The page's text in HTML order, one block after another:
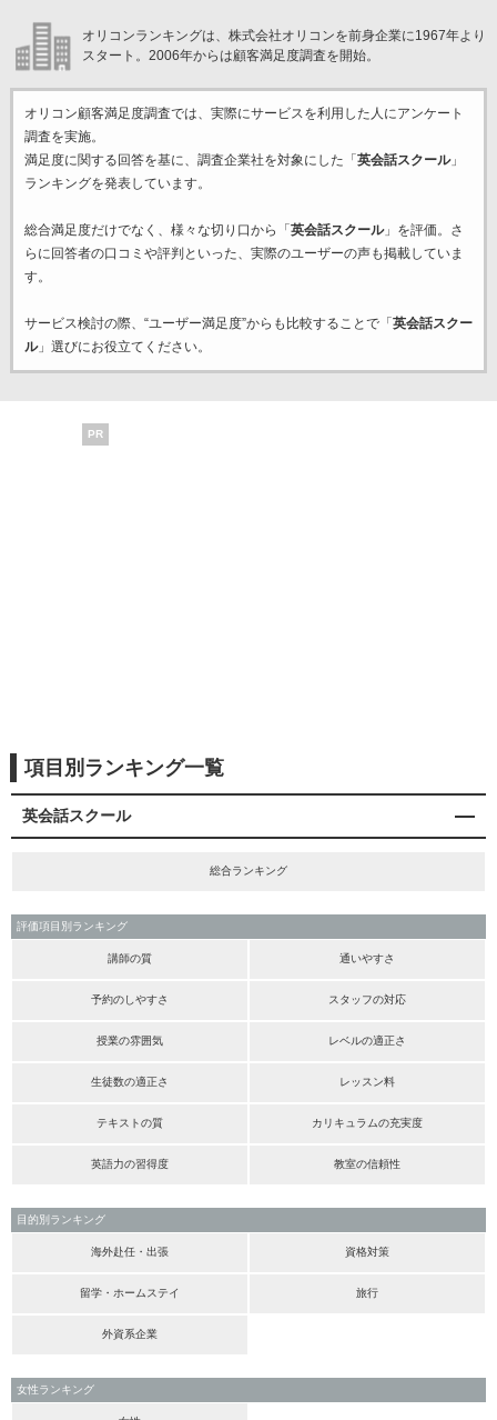
オリコンランキングは、株式会社オリコンを前身企業に1967年より
スタート。2006年からは顧客満足度調査を開始。
オリコン顧客満足度調査では、実際にサービスを利用した 人にアンケート
調査を実施。
満足度に関する回答を基に、調査企業社を対象にした「 英会話スクール」
ランキングを発表しています。
総合満足度だけでなく、様々な切り口から「 英会話スクール」を評価。さ
らに回答者の口コミや評判といった、実際のユーザーの声も掲載していま
す。
サービス検討の際、“ユーザー満足度”からも比較することで「 英会話スクー
ル」選びにお役立てください。
PR
項目別ランキング一覧
英会話スクール
総合ランキング
評価項目別ランキング
講師の質 通いやすさ
予約のしやすさ スタッフの対応
授業の雰囲気 レベルの適正さ
生徒数の適正さ レッスン料
テキストの質 カリキュラムの充実度
英語力の習得度 教室の信頼性
目的別ランキング
海外赴任・出張 資格対策
留学・ホームステイ 旅行
外資系企業
女性ランキング